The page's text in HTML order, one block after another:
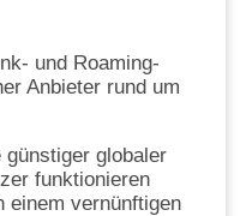
und Roaming-
Anbieter rund um
globaler
funktionieren
einem vernünftigen